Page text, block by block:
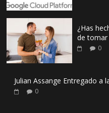
¿Has
de tomar
0
Julian Assange Entregado a
0